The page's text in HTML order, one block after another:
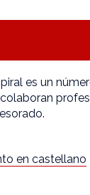
es un
en castellano